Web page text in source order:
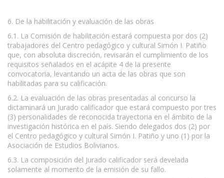
6. De la habilitación y evaluación de las obras
6.1. La Comisión de habilitación estará compuesta por dos (2)
trabajadores del Centro pedagógico y cultural Simón I. Patiño
que, con absoluta discreción, revisarán el cumplimiento de los
requisitos señalados en el acápite 4 de la presente
convocatoria, levantando un acta de las obras que son
habilitadas para su calificación.
6.2. La evaluación de las obras presentadas al concurso la
dictaminará un Jurado calificador que estará compuesto por tres
(3) personalidades de reconocida trayectoria en el ámbito de la
investigación histórica en el país. Siendo delegados dos (2) por
el Centro pedagógico y cultural Simón I. Patiño y uno (1) por la
Asociación de Estudios Bolivianos.
6.3. La composición del Jurado calificador será develada
solamente al momento de la emisión de su fallo.